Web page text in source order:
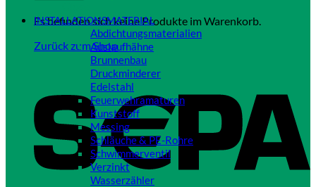
Es befinden sich keine Produkte im Warenkorb.
Zurück zum Shop
INSTALLATIONSMATERIAL
Abdichtungsmaterialien
Auslaufhähne
Brunnenbau
Druckminderer
Edelstahl
Feuerwehramaturen
Kunststoff
Messing
Schläuche & PE-Rohre
Schwimmerventil
Verzinkt
Wasserzähler